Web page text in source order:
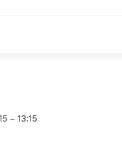
~ 13:15